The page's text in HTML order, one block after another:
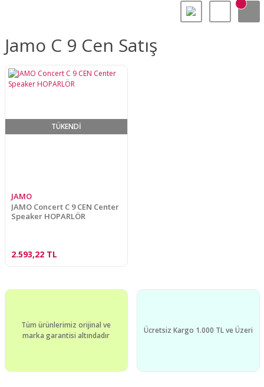
Jamo C 9 Cen Satış
TÜKENDİ
JAMO
JAMO Concert C 9 CEN Center
Speaker HOPARLÖR
2.593,22 TL
Tüm ürünlerimiz orijinal ve
marka garantisi altındadır
Ücretsiz Kargo 1.000 TL ve Üzeri